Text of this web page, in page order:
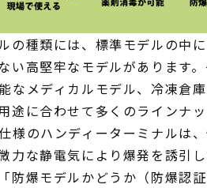
の種類には、標準モデルの中
い高堅牢なモデルがあります
なメディカルモデル、冷凍倉
途に合わせて多くのラインナ
様のハンディーターミナルは
力な静電気により爆発を誘引
防爆モデルかどうか（防爆認